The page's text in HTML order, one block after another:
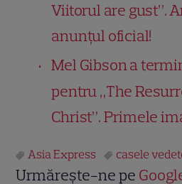
Viitorul are gust”.
anunțul oficial!
Mel Gibson a
pentru „The
Christ”. Primele
Asia Express casele
Urmărește-ne pe